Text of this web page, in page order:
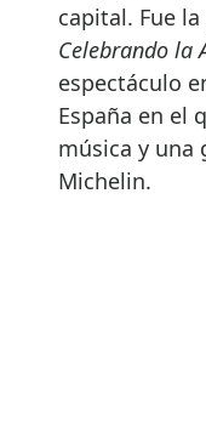
capital. Fue
Celebrando la
espectáculo
España en el
música y una
Michelin.